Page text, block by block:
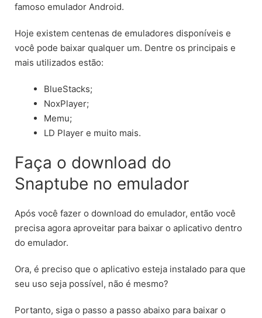
famoso emulador Android.
Hoje existem centenas de emuladores disponíveis e
você pode baixar qualquer um. Dentre os principais e
mais utilizados estão:
BlueStacks;
NoxPlayer;
Memu;
LD Player e muito mais.
Faça o download do
Snaptube no emulador
Após você fazer o download do emulador, então você
precisa agora aproveitar para baixar o aplicativo dentro
do emulador.
Ora, é preciso que o aplicativo esteja instalado para que
seu uso seja possível, não é mesmo?
Portanto, siga o passo a passo abaixo para baixar o